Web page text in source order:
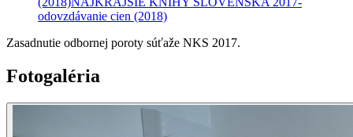
odovzdávanie cien (2018)
Zasadnutie odbornej poroty súťaže NKS 2017.
Fotogaléria